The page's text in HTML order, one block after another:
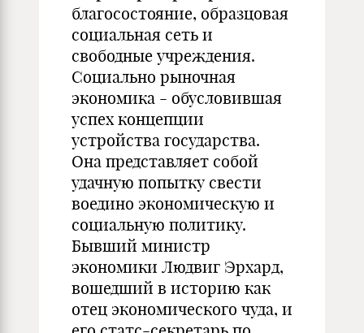
благосостояние, образцовая
социальная сеть и
свободные учреждения.
Социально рыночная
экономика - обусловившая
успех концепции
устройства государства.
Она представляет собой
удачную попытку свести
воедино экономическую и
социальную политику.
Бывший министр
экономики Людвиг Эрхард,
вошедший в историю как
отец экономического чуда, и